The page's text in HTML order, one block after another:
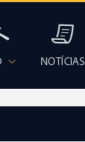
NOTÍCIAS